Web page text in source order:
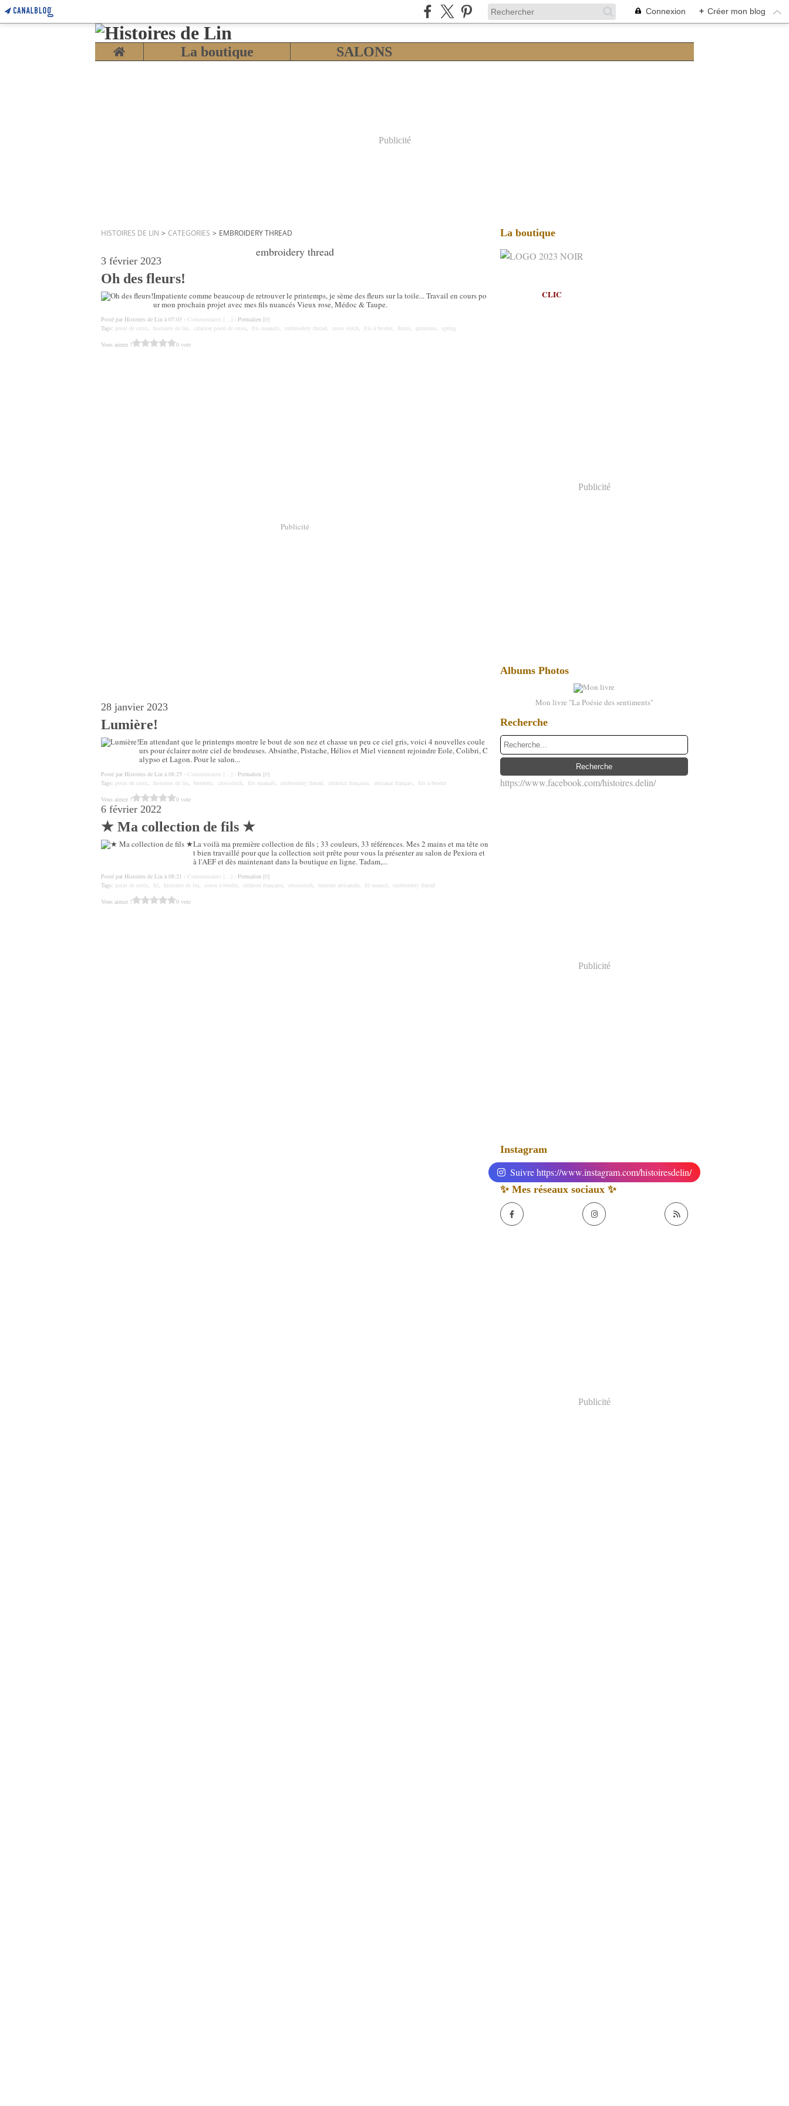
Connexion + Créer mon blog
Home La boutique SALONS
Publicité
HISTOIRES DE LIN > CATEGORIES > EMBROIDERY THREAD
embroidery thread
3 février 2023
Oh des fleurs!
Impatiente comme beaucoup de retrouver le printemps, je sème des fleurs sur la toile... Travail en cours po
ur mon prochain projet avec mes fils nuancés Vieux rose, Médoc & Taupe.
Posté par Histoires de Lin à 07:03 - Commentaires [… - Permalien [#]
Tags: point de croix, histoires de lin, création point de croix, fils nuancés, embroidery thread, cross stitch, fils à broder, fleurs, printems, spring
Vous aimez ?
0 vote
Publicité
28 janvier 2023
Lumière!
En attendant que le printemps montre le bout de son nez et chasse un peu ce ciel gris, voici 4 nouvelles coule
urs pour éclairer notre ciel de brodeuses. Absinthe, Pistache, Hélios et Miel viennent rejoindre Eole, Colibri, C
alypso et Lagon. Pour le salon...
Posté par Histoires de Lin à 08:25 - Commentaires [… - Permalien [#]
Tags: point de croix, histoires de lin, broderie, crossstitch, fils nuancés, embroidery thread, créatrice française, artisanat français, fils à broder
Vous aimez ?
0 vote
6 février 2022
★ Ma collection de fils ★
La voilà ma première collection de fils ; 33 couleurs, 33 références. Mes 2 mains et ma tête on
t bien travaillé pour que la collection soit prête pour vous la présenter au salon de Pexiora et
à l'AEF et dès maintenant dans la boutique en ligne. Tadam,...
Posté par Histoires de Lin à 08:21 - Commentaires [… - Permalien [#]
Tags: point de croix, fil, histoires de lin, coton à broder, création française, crossstitch, teinture artisanale, fil nuancé, embroidery thread
Vous aimez ?
0 vote
La boutique
CLIC
Publicité
Albums Photos
Mon livre "La Poésie des sentiments"
Recherche
https://www.facebook.com/histoires.delin/
Publicité
Instagram
Suivre https://www.instagram.com/histoiresdelin/
✨ Mes réseaux sociaux ✨
Publicité